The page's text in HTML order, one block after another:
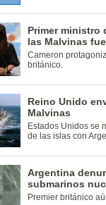
Primer ministro
las Malvinas
Cameron
británico.
Reino Unido
Malvinas
Estados Unidos se
de las islas con
Argentina
submarinos
Premier británico